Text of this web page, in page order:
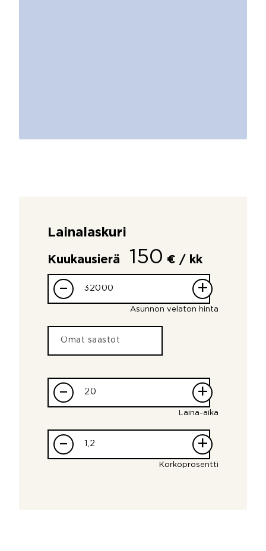
Lainalaskuri
Kuukausierä 150 € / kk
– +
Asunnon velaton hinta
– +
Laina-aika
– +
Korkoprosentti